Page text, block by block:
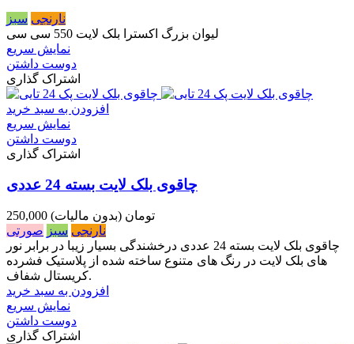
نارنجی سبز
لیوان بزرگ اکسترا بلک لایت 550 سی سی
نمایش سریع
دوست داشتن
اشتراک گذاری
افزودن به سبد خرید
نمایش سریع
دوست داشتن
اشتراک گذاری
چاقوی بلک لایت بسته 24 عددی
250,000 تومان (بدون مالیات)
نارنجی سبز صورتی
چاقوی بلک لایت بسته 24 عددی درخشندگی بسیار زیبا در برابر نور
های بلک لایت در رنگ های متنوع ساخته شده از پلاستیک فشرده
کریستال شفاف.
افزودن به سبد خرید
نمایش سریع
دوست داشتن
اشتراک گذاری